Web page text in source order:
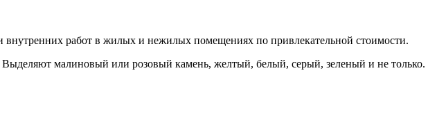
внутренних работ в жилых и нежилых помещениях по привлекательной стоимости.
Выделяют малиновый или розовый камень, желтый, белый, серый, зеленый и не только.